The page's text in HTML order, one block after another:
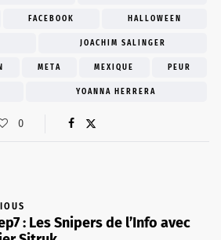
FACEBOOK HALLOWEEN
JOACHIM SALINGER
META MEXIQUE PEUR
YOANNA HERRERA
0
: Les Snipers de l’Info avec